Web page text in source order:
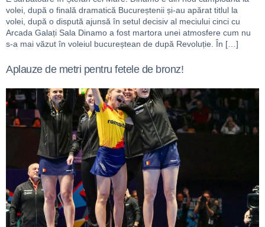
volei, după o finală dramatică Bucureștenii și-au apărat titlul la
volei, după o dispută ajunsă în setul decisiv al meciului cinci cu
Arcada Galați Sala Dinamo a fost martora unei atmosfere cum nu
s-a mai văzut în voleiul bucureștean de după Revoluție. În […]
Aplauze de metri pentru fetele de bronz!